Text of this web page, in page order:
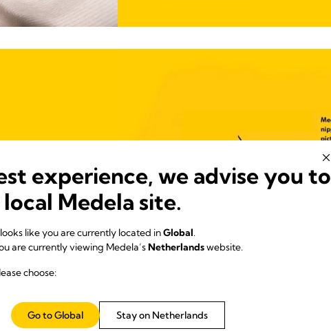
mm [S],
De juiste
je twijfelt over de
experience, we advise you to
Medela site.
like you are currently located inGlobal.
are currently viewing Medela’sNetherlandswebsite.
choose:
Stay on Netherlands
Go to Global